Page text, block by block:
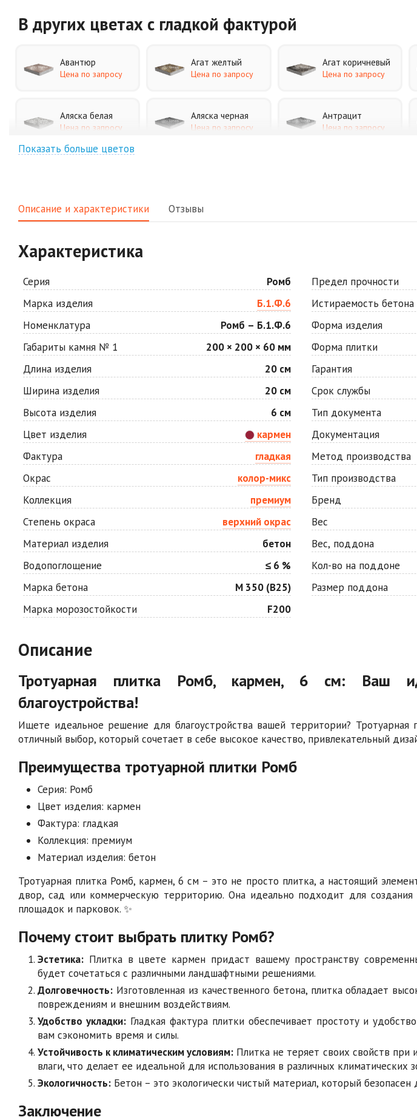
В других цветах с гладкой фактурой
Авантюр
Цена по запросу
Агат желтый
Цена по запросу
Агат коричневый
Цена по запросу
Аляска белая
Цена по запросу
Аляска черная
Цена по запросу
Антрацит
Цена по запросу
Клинкер Конго Коричневая
Цена по запросу Цена по запросу Цена по запросу
Сахара
Цена по запросу Цена по запросу
Серо-белая
Цена по запросу Цена по запросу
Яшма
Показать больше цветов
Описание и характеристики Отзывы
Характеристика
Серия
Ромб
Марка изделия
Б.1.Ф.6
Номенклатура
Ромб – Б.1.Ф.6
Габариты камня № 1
200 × 200 × 60 мм
Длина изделия
20 см
Ширина изделия
20 см
Высота изделия
6 см
Цвет изделия
кармен
Фактура
гладкая
Окрас
колор-микс
Коллекция
премиум
Степень окраса
верхний окрас
Материал изделия
бетон
Водопоглощение
≤ 6 %
Марка бетона
М 350 (В25)
Марка морозостойкости
F200
Предел прочности
Истираемость бетона
Форма изделия
Форма плитки
Гарантия
Срок службы
Тип документа
Документация
Метод производства
Тип производства
Бренд
Вес
Вес, поддона
Кол-во на поддоне
Размер поддона
Описание
Тротуарная плитка Ромб, кармен, 6 см: Ваш
благоустройства!
Ищете идеальное решение для благоустройства вашей территории?
отличный выбор, который сочетает в себе высокое качество, привлекательный
Преимущества тротуарной плитки Ромб
Серия: Ромб
Цвет изделия: кармен
Фактура: гладкая
Коллекция: премиум
Материал изделия: бетон
Тротуарная плитка Ромб, кармен, 6 см – это не просто плитка, а настоящий
двор, сад или коммерческую территорию. Она идеально подходит для
площадок и парковок. ✨
Почему стоит выбрать плитку Ромб?
Эстетика: Плитка в цвете кармен придаст вашему пространству
будет сочетаться с различными ландшафтными решениями.
Долговечность: Изготовленная из качественного бетона, плитка обладает
повреждениям и внешним воздействиям.
Удобство укладки:Гладкая фактура плитки обеспечивает простоту и
вам сэкономить время и силы.
Устойчивость к климатическим условиям: Плитка не теряет своих свойств
влаги, что делает ее идеальной для использования в различных климатических
Экологичность: Бетон – это экологически чистый материал, который
Заключение